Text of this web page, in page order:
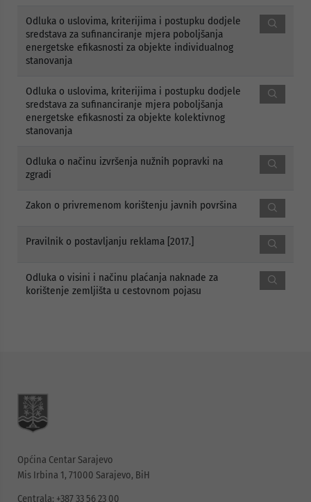
Odluka o uslovima, kriterijima i postupku dodjele
sredstava za sufinanciranje mjera poboljšanja
energetske efikasnosti za objekte individualnog
stanovanja
Odluka o uslovima, kriterijima i postupku dodjele
sredstava za sufinanciranje mjera poboljšanja
energetske efikasnosti za objekte kolektivnog
stanovanja
Odluka o načinu izvršenja nužnih popravki na
zgradi
Zakon o privremenom korištenju javnih površina
Pravilnik o postavljanju reklama [2017.]
Odluka o visini i načinu plaćanja naknade za
korištenje zemljišta u cestovnom pojasu
Općina Centar Sarajevo
Mis Irbina 1, 71000 Sarajevo, BiH
Centrala: +387 33 56 23 00